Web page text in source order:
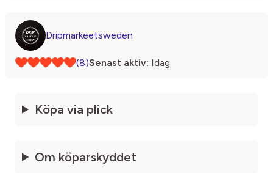
Dripmarkeetsweden
(8)Senast aktiv: Idag
Köpa via plick
Om köparskyddet